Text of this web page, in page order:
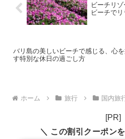
ビーチリ
ビーチで
バリ島の美しいビーチで感じる、心
す特別な休日の過ごし方
ホーム 旅行 国内旅
[PR]
＼ この割引クーポン